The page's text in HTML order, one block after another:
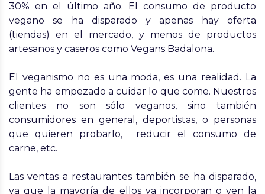
30% en el último año. El consumo de producto
vegano se ha disparado y apenas hay oferta
(tiendas) en el mercado, y menos de productos
artesanos y caseros como Vegans Badalona.
El veganismo no es una moda, es una realidad. La
gente ha empezado a cuidar lo que come. Nuestros
clientes no son sólo veganos, sino también
consumidores en general, deportistas, o personas
que quieren probarlo, reducir el consumo de
carne, etc.
Las ventas a restaurantes también se ha disparado,
ya que la mayoría de ellos ya incorporan o ven la